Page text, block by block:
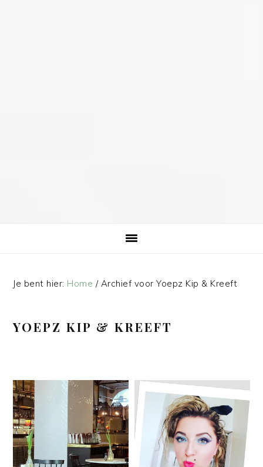
Je bent hier: Home /Archief voor Yoepz Kip & Kreeft
YOEPZ KIP & KREEFT